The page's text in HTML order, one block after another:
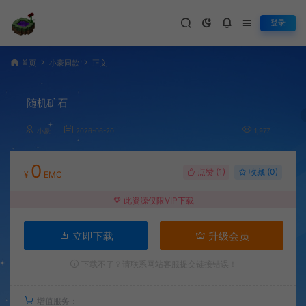
登录
首页 小豪同款 正文
随机矿石
小豪 2026-06-20 1,977
¥ 0 EMC 点赞 (1 ) 收藏 (0)
此资源仅限VIP下载
立即下载 升级会员
增值服务：